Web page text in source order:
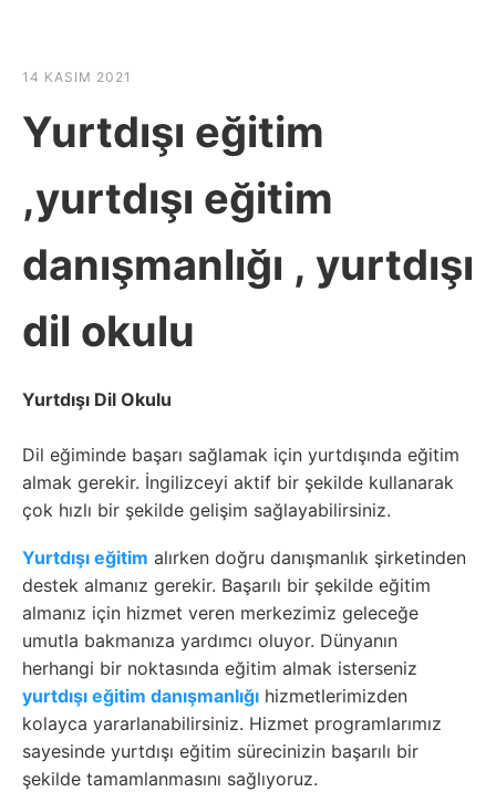
14 KASIM 2021
Yurtdışı eğitim
,yurtdışı eğitim
danışmanlığı , yurtdışı
dil okulu
Yurtdışı Dil Okulu
Dil eğiminde başarı sağlamak için yurtdışında eğitim
almak gerekir. İngilizceyi aktif bir şekilde kullanarak
çok hızlı bir şekilde gelişim sağlayabilirsiniz.
Yurtdışı eğitim alırken doğru danışmanlık şirketinden
destek almanız gerekir. Başarılı bir şekilde eğitim
almanız için hizmet veren merkezimiz geleceğe
umutla bakmanıza yardımcı oluyor. Dünyanın
herhangi bir noktasında eğitim almak isterseniz
yurtdışı eğitim danışmanlığı hizmetlerimizden
kolayca yararlanabilirsiniz. Hizmet programlarımız
sayesinde yurtdışı eğitim sürecinizin başarılı bir
şekilde tamamlanmasını sağlıyoruz.